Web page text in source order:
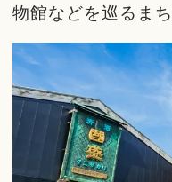
物館などを巡るま